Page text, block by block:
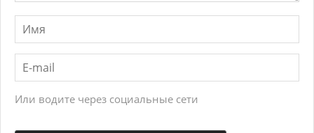
Или водите через социальные сети